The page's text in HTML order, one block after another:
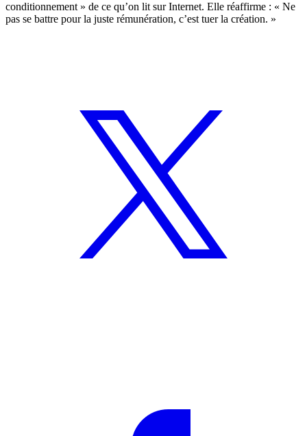
conditionnement » de ce qu’on lit sur Internet. Elle réaffirme : « Ne
pas se battre pour la juste rémunération, c’est tuer la création. »